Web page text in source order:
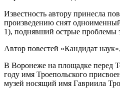
Известность автору принесла
произведению снят
1), поднявший острые проблемы
Автор повестей «Кандидат
В Воронеже на площадке перед
году имя Троепольского
музей носящий имя Гавриила